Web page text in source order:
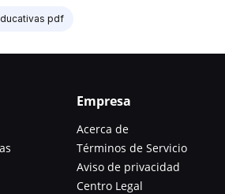
pdf
Empresa
Acerca de
Términos de Servicio
Aviso de privacidad
Centro Legal